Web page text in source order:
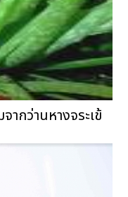
ากว่านหางจระเข้